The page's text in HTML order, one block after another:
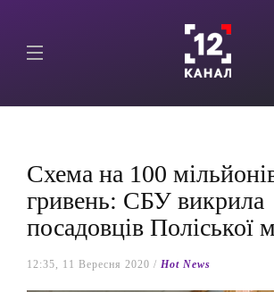
Схема на 100
гривень: СБУ викрила
посадовців Поліської
12:35, 11 Вересня 2020 / Hot News